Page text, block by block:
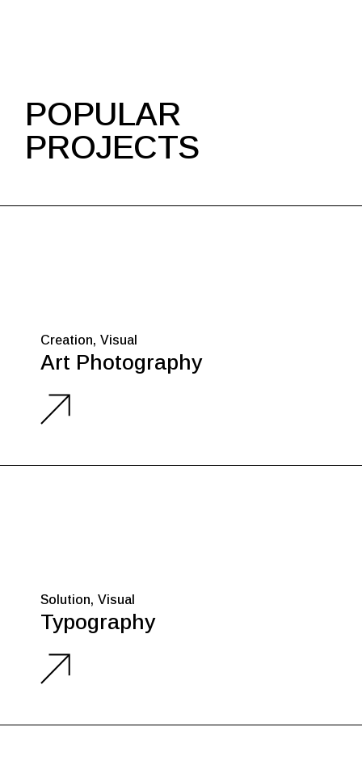
POPULAR
PROJECTS
Creation Visual
Art Photography
Solution Visual
Typography